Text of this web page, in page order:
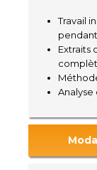
Travail
Extraits